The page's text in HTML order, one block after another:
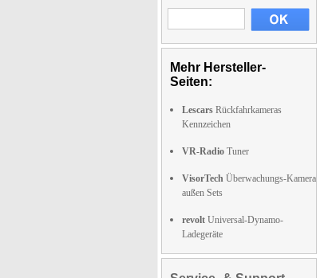
Mehr Hersteller-
Seiten:
Lescars Rückfahrkameras
Kennzeichen
VR-Radio Tuner
VisorTech Überwachungs-Kamera
außen Sets
revolt Universal-Dynamo-
Ladegeräte